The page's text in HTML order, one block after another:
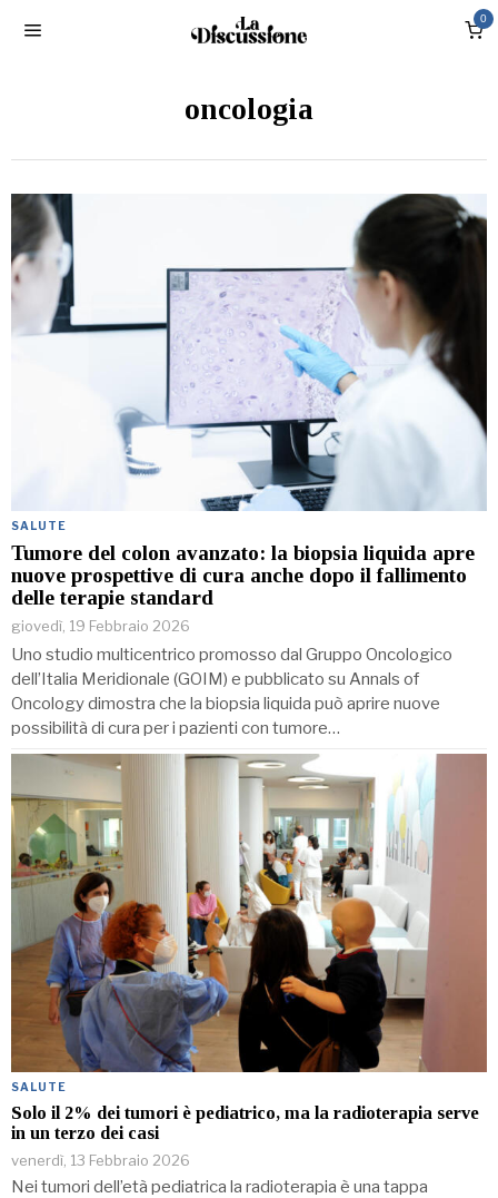
0
oncologia
SALUTE
Tumore del colon avanzato: la biopsia liquida apre
nuove prospettive di cura anche dopo il fallimento
delle terapie standard
giovedì, 19 Febbraio 2026
Uno studio multicentrico promosso dal Gruppo Oncologico
dell’Italia Meridionale (GOIM) e pubblicato su Annals of
Oncology dimostra che la biopsia liquida può aprire nuove
possibilità di cura per i pazienti con tumore…
SALUTE
Solo il 2% dei tumori è pediatrico, ma la radioterapia serve
in un terzo dei casi
venerdì, 13 Febbraio 2026
Nei tumori dell’età pediatrica la radioterapia è una tappa